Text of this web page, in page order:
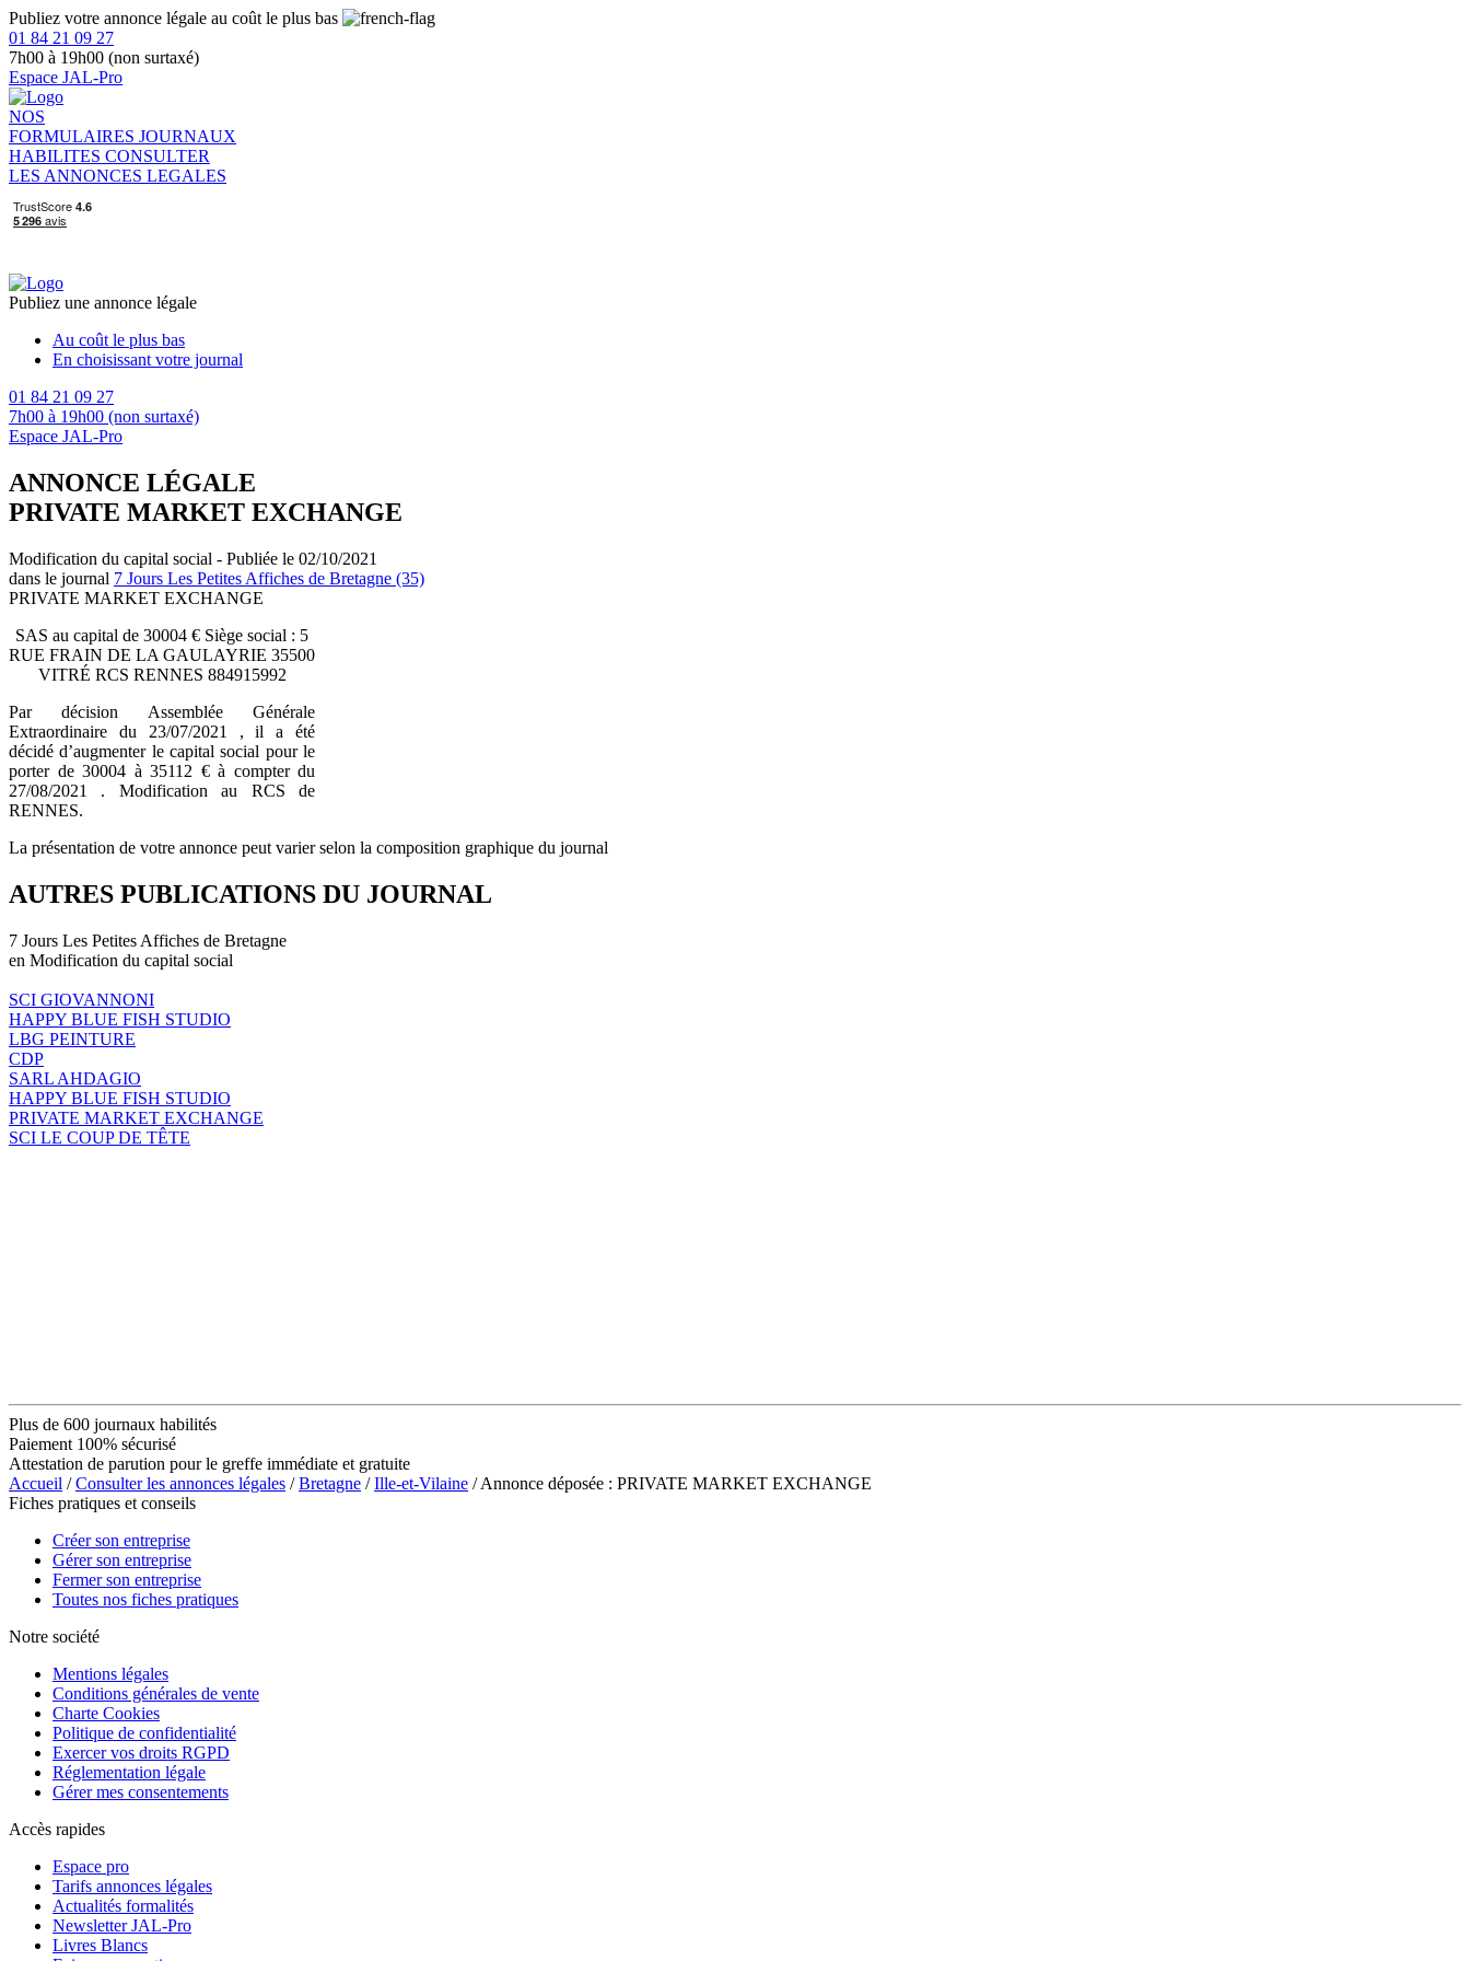
Publiez votre annonce légale au coût le plus bas
01 84 21 09 27
7h00 à 19h00 (non surtaxé)
Espace JAL-Pro
NOS
FORMULAIRES JOURNAUX
HABILITES CONSULTER
LES ANNONCES LEGALES
Publiez une annonce légale
Au coût le plus bas
En choisissant votre journal
01 84 21 09 27
7h00 à 19h00 (non surtaxé)
Espace JAL-Pro
ANNONCE LÉGALE
PRIVATE MARKET EXCHANGE
Modification du capital social - Publiée le 02/10/2021
dans le journal 7 Jours Les Petites Affiches de Bretagne (35)
PRIVATE MARKET EXCHANGE
SAS au capital de 30004 € Siège social : 5
RUE FRAIN DE LA GAULAYRIE 35500
VITRÉ RCS RENNES 884915992
Par décision Assemblée Générale
Extraordinaire du 23/07/2021 , il a été
décidé d’augmenter le capital social pour le
porter de 30004 à 35112 € à compter du
27/08/2021 . Modification au RCS de
RENNES.
La présentation de votre annonce peut varier selon la composition graphique du journal
AUTRES PUBLICATIONS DU JOURNAL
7 Jours Les Petites Affiches de Bretagne
en Modification du capital social
SCI GIOVANNONI
HAPPY BLUE FISH STUDIO
LBG PEINTURE
CDP
SARL AHDAGIO
HAPPY BLUE FISH STUDIO
PRIVATE MARKET EXCHANGE
SCI LE COUP DE TÊTE
Plus de 600 journaux habilités
Paiement 100% sécurisé
Attestation de parution pour le greffe immédiate et gratuite
Accueil /Consulter les annonces légales /Bretagne /Ille-et-Vilaine / Annonce déposée : PRIVATE MARKET EXCHANGE
Fiches pratiques et conseils
Créer son entreprise
Gérer son entreprise
Fermer son entreprise
Toutes nos fiches pratiques
Notre société
Mentions légales
Conditions générales de vente
Charte Cookies
Politique de confidentialité
Exercer vos droits RGPD
Réglementation légale
Gérer mes consentements
Accès rapides
Espace pro
Tarifs annonces légales
Actualités formalités
Newsletter JAL-Pro
Livres Blancs